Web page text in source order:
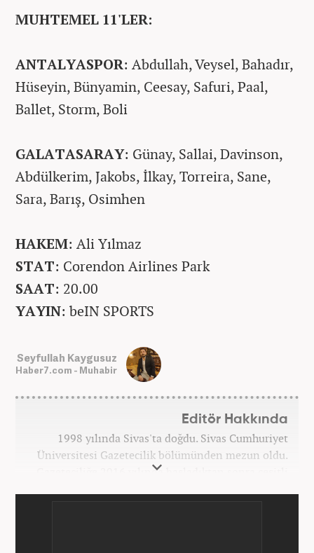
MUHTEMEL 11'LER:
ANTALYASPOR: Abdullah, Veysel, Bahadır,
Hüseyin, Bünyamin, Ceesay, Safuri, Paal,
Ballet, Storm, Boli
GALATASARAY: Günay, Sallai, Davinson,
Abdülkerim, Jakobs, İlkay, Torreira, Sane,
Sara, Barış, Osimhen
HAKEM: Ali Yılmaz
STAT: Corendon Airlines Park
SAAT: 20.00
YAYIN: beIN SPORTS
Seyfullah Kaygusuz
Haber7.com - Muhabir
Editör Hakkında
1998 yılında Sivas'ta doğdu. Sivas Cumhuriyet
Üniversitesi Gazetecilik bölümünden mezun oldu.
Gazeteciliğe 2016 yılında başladıktan sonra çeşitli